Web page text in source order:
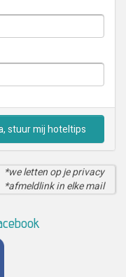
stuur mij hoteltips
*we letten op je privacy
*afmeldlink in elke mail